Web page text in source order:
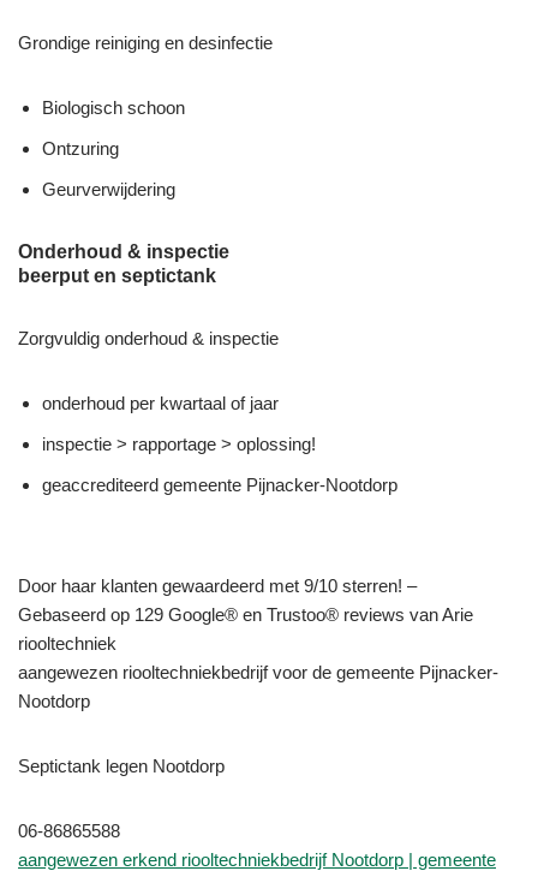
Grondige reiniging en desinfectie
Biologisch schoon
Ontzuring
Geurverwijdering
Onderhoud & inspectie
beerput en septictank
Zorgvuldig onderhoud & inspectie
onderhoud per kwartaal of jaar
inspectie > rapportage > oplossing!
geaccrediteerd gemeente Pijnacker-Nootdorp
Door haar klanten gewaardeerd met 9/10 sterren! –
Gebaseerd op 129 Google® en Trustoo® reviews van Arie
riooltechniek
aangewezen riooltechniekbedrijf voor de gemeente Pijnacker-
Nootdorp
Septictank legen Nootdorp
06-86865588
aangewezen erkend riooltechniekbedrijf Nootdorp | gemeente